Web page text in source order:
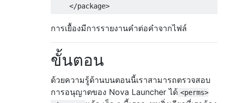
การเยื้องมีการรายงานคำต่อคำจากไฟล์
ขั้นตอน
ด้วยความรู้ด้านบนตอนนี้เราสามารถตรวจสอบ
การอนุญาตของ Nova Launcher ได้ <perms>